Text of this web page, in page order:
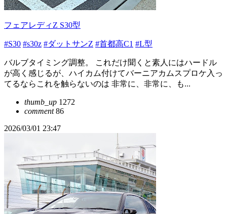
フェアレディZ S30型
#S30 #s30z #ダットサンZ #首都高C1 #L型
バルブタイミング調整。 これだけ聞くと素人にはハードル
が高く感じるが、ハイカム付けてバーニアカムスプロケ入っ
てるならこれを触らないのは 非常に、非常に、も...
thumb_up 1272
comment86
2026/03/01 23:47